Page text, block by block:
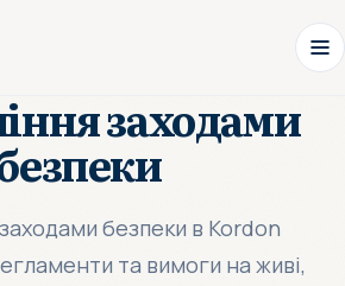
заходами
безпеки в Kordon
та вимоги на живі,